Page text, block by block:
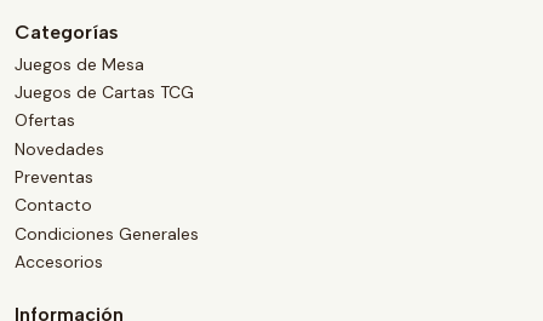
Categorías
Juegos de Mesa
Juegos de Cartas TCG
Ofertas
Novedades
Preventas
Contacto
Condiciones Generales
Accesorios
Información